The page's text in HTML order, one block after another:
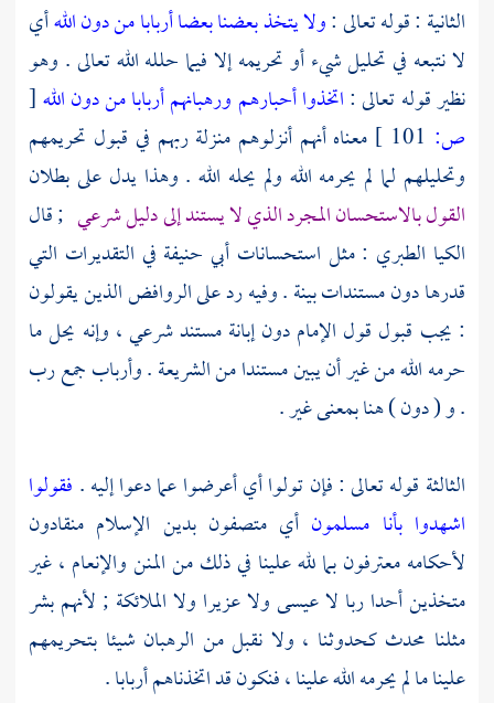
الثانية : قوله تعالى :ولا يتخذ بعضنا بعضا أربابا من دون اللهأي
لا نتبعه في تحليل شيء أو تحريمه إلا فيما حلله الله تعالى . وهو
نظير قوله تعالى :اتخذوا أحبارهم ورهبانهم أربابا من دون الله[
ص:
معناه أنهم أنزلوهم منزلة ربهم في قبول تحريمهم
وتحليلهم لما لم يحرمه الله ولم يحله الله . وهذا يدل على بطلان
القول بالاستحسان المجرد الذي لا يستند إلى دليل شرعي ; قال
الكيا الطبري : مثل استحسانات أبي حنيفة في التقديرات التي
قدرها دون مستندات بينة . وفيه رد علىالروافضالذين يقولون
: يجب قبول قول الإمام دون إبانة مستند شرعي ، وإنه يحل ما
حرمه الله من غير أن يبين مستندا من الشريعة . وأرباب جمع رب
. و ( دون ) هنا بمعنى غير .
الثالثة قوله تعالى : فإن تولوا أي أعرضوا عما دعوا إليه . فقولوا
اشهدوا بأنا مسلمون أي متصفون بدين الإسلام منقادون
لأحكامه معترفون بما لله علينا في ذلك من المنن والإنعام ، غير
متخذين أحدا ربا لاعيسىولاعزيرا ولا الملائكة ; لأنهم بشر
مثلنا محدث كحدوثنا ، ولا نقبل من الرهبان شيئا بتحريمهم
علينا ما لم يحرمه الله علينا ، فنكون قد اتخذناهم أربابا .